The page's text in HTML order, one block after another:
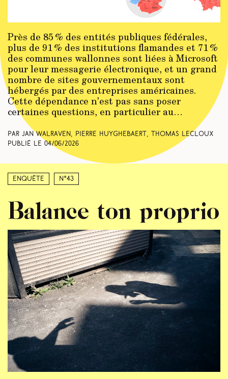
Près de 85 % des entités publiques fédérales,
plus de 91 % des institutions flamandes et 71 %
des communes wallonnes sont liées à Microsoft
pour leur messagerie électronique, et un grand
nombre de sites gouvernementaux sont
hébergés par des entreprises américaines.
Cette dépendance n’est pas sans poser
certaines questions, en particulier au…
Par Jan Walraven, Pierre Huyghebaert, Thomas Lecloux
Publié le 04/06/2026
Enquête N°43
Balance ton proprio